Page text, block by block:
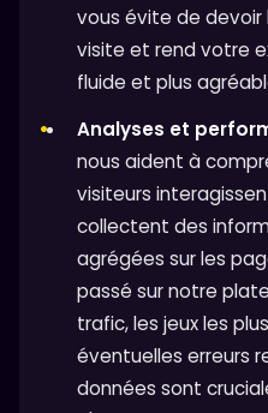
vous évite de devoir
visite et rend votre
fluide et plus
Analyses et
nous aident à
visiteurs
collectent des
agrégées sur les
passé sur notre
trafic, les jeux les
éventuelles erreurs
données sont